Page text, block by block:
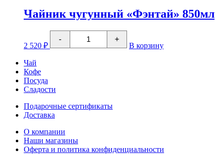
850мл
бронза
Чайник чугунный «Фэнтай» 850мл
2 520 ₽
-
Количество
товара
Чайник
+
В корзину
Чай
Кофе
Посуда
Сладости
Подарочные сертификаты
Доставка
О компании
Наши магазины
Оферта и политика конфиденциальности